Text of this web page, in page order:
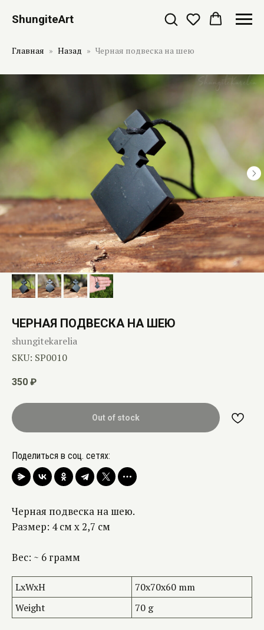
ShungiteArt
Главная Назад Черная подвеска на шею
ЧЕРНАЯ ПОДВЕСКА НА ШЕЮ
shungitekarelia
SKU: SP0010
350 ₽
Out of stock
Поделиться в соц. сетях:
Черная подвеска на шею.
Размер: 4 см х 2,7 см
Вес: ~ 6 грамм
LxWxH
70x70x60 mm
Weight
70 g